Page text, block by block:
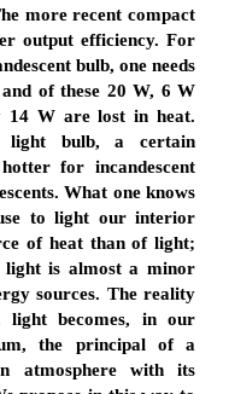
more recent compact
output efficiency. For
bulb, one needs
of these 20 W, 6 W
14 W are lost in heat.
light bulb, a certain
for incandescent
What one knows
to light our interior
of heat than of light;
light is almost a minor
sources. The reality
light becomes, in our
the principal of a
atmosphere with its